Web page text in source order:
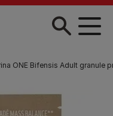
ONE Bifensis Adult granule